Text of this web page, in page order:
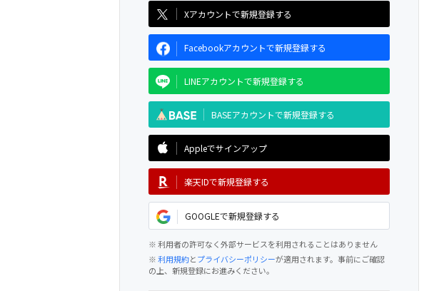
Xアカウントで新規登録する
Facebookアカウントで新規登録する
LINEアカウントで新規登録する
BASEアカウントで新規登録する
Appleでサインアップ
楽天IDで新規登録する
GOOGLEで新規登録する
※ 利用者の許可なく外部サービスを利用されることはありません
※利用規約とプライバシーポリシーが適用されます。事前にご確認
の上、新規登録にお進みください。